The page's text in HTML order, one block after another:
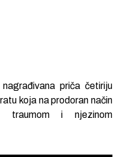
priča četiriju
koja na prodoran način
traumom i njezinom